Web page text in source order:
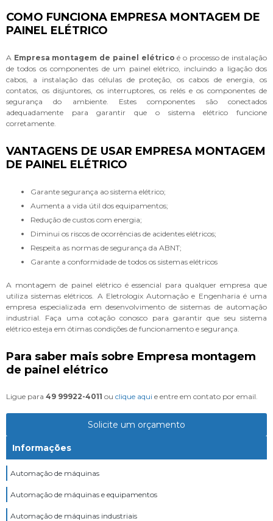
COMO FUNCIONA EMPRESA MONTAGEM DE
PAINEL ELÉTRICO
A Empresa montagem de painel elétrico é o processo de instalação
de todos os componentes de um painel elétrico, incluindo a ligação dos
cabos, a instalação das células de proteção, os cabos de energia, os
contatos, os disjuntores, os interruptores, os relés e os componentes de
segurança do ambiente. Estes componentes são conectados
adequadamente para garantir que o sistema elétrico funcione
corretamente.
VANTAGENS DE USAR EMPRESA MONTAGEM
DE PAINEL ELÉTRICO
Garante segurança ao sistema elétrico;
Aumenta a vida útil dos equipamentos;
Redução de custos com energia;
Diminui os riscos de ocorrências de acidentes elétricos;
Respeita as normas de segurança da ABNT;
Garante a conformidade de todos os sistemas elétricos
A montagem de painel elétrico é essencial para qualquer empresa que
utiliza sistemas elétricos. A Eletrologix Automação e Engenharia é uma
empresa especializada em desenvolvimento de sistemas de automação
industrial. Faça uma cotação conosco para garantir que seu sistema
elétrico esteja em ótimas condições de funcionamento e segurança.
Para saber mais sobre Empresa montagem
de painel elétrico
Ligue para 49 99922-4011 ou clique aqui e entre em contato por email.
Solicite um orçamento
Informações
Automação de máquinas
Automação de máquinas e equipamentos
Automação de máquinas industriais